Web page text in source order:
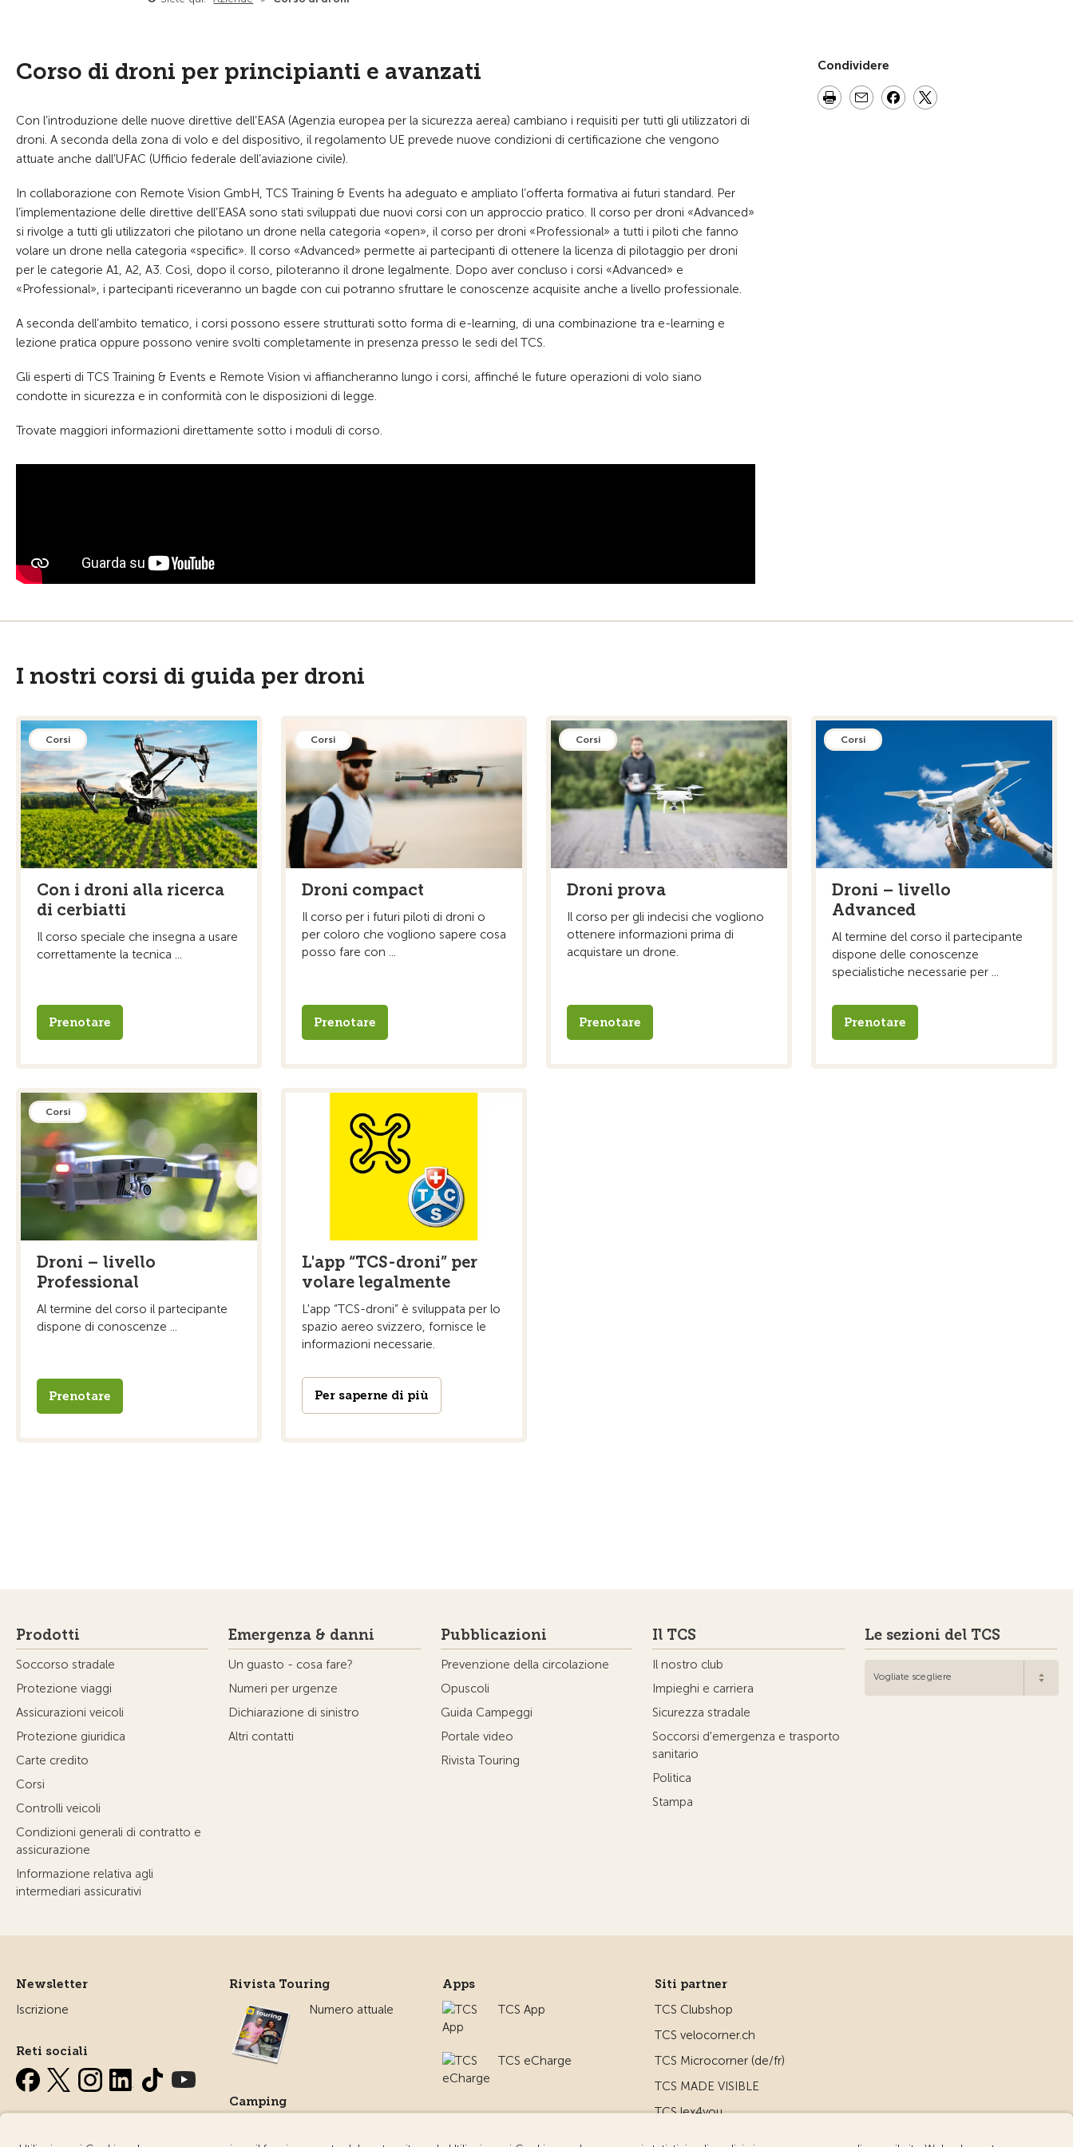
Corso di droni per principianti e avanzati
Con l’introduzione delle nuove direttive dell’EASA (Agenzia europea per la sicurezza aerea) cambiano i requisiti per tutti gli utilizzatori di
droni. A seconda della zona di volo e del dispositivo, il regolamento UE prevede nuove condizioni di certificazione che vengono
attuate anche dall’UFAC (Ufficio federale dell’aviazione civile).
In collaborazione con Remote Vision GmbH, TCS Training & Events ha adeguato e ampliato l’offerta formativa ai futuri standard. Per
l’implementazione delle direttive dell’EASA sono stati sviluppati due nuovi corsi con un approccio pratico. Il corso per droni «Advanced»
si rivolge a tutti gli utilizzatori che pilotano un drone nella categoria «open», il corso per droni «Professional» a tutti i piloti che fanno
volare un drone nella categoria «specific». Il corso «Advanced» permette ai partecipanti di ottenere la licenza di pilotaggio per droni
per le categorie A1, A2, A3. Così, dopo il corso, piloteranno il drone legalmente. Dopo aver concluso i corsi «Advanced» e
«Professional», i partecipanti riceveranno un bagde con cui potranno sfruttare le conoscenze acquisite anche a livello professionale.
A seconda dell’ambito tematico, i corsi possono essere strutturati sotto forma di e-learning, di una combinazione tra e-learning e
lezione pratica oppure possono venire svolti completamente in presenza presso le sedi del TCS.
Gli esperti di TCS Training & Events e Remote Vision vi affiancheranno lungo i corsi, affinché le future operazioni di volo siano
condotte in sicurezza e in conformità con le disposizioni di legge.
Trovate maggiori informazioni direttamente sotto i moduli di corso.
Condividere
I nostri corsi di guida per droni
Corsi
Con i droni alla ricerca
di cerbiatti
Il corso speciale che insegna a usare
correttamente la tecnica ...
Prenotare
Corsi
Droni compact
Il corso per i futuri piloti di droni o
per coloro che vogliono sapere cosa
posso fare con ...
Prenotare
Corsi
Droni prova
Il corso per gli indecisi che vogliono
ottenere informazioni prima di
acquistare un drone.
Prenotare
Corsi
Droni – livello
Advanced
Al termine del corso il partecipante
dispone delle conoscenze
specialistiche necessarie per ...
Prenotare
Corsi
Droni – livello
Professional
Al termine del corso il partecipante
dispone di conoscenze ...
Prenotare
L'app “TCS-droni” per
volare legalmente
L'app “TCS-droni” è sviluppata per lo
spazio aereo svizzero, fornisce le
informazioni necessarie.
Per saperne di più
Prodotti
Soccorso stradale
Protezione viaggi
Assicurazioni veicoli
Protezione giuridica
Carte credito
Corsi
Controlli veicoli
Condizioni generali di contratto e
assicurazione
Informazione relativa agli
intermediari assicurativi
Emergenza & danni
Un guasto - cosa fare?
Numeri per urgenze
Dichiarazione di sinistro
Altri contatti
Pubblicazioni
Prevenzione della circolazione
Opuscoli
Guida Campeggi
Portale video
Rivista Touring
Il TCS
Il nostro club
Impieghi e carriera
Sicurezza stradale
Soccorsi d'emergenza e trasporto
sanitario
Politica
Stampa
Le sezioni del TCS
Vogliate scegliere
Newsletter
Iscrizione
Reti sociali
Rivista Touring
Numero attuale
Camping
Apps
TCS App
TCS eCharge
Siti partner
TCS Clubshop
TCS velocorner.ch
TCS Microcorner (de/fr)
TCS MADE VISIBLE
TCS lex4you